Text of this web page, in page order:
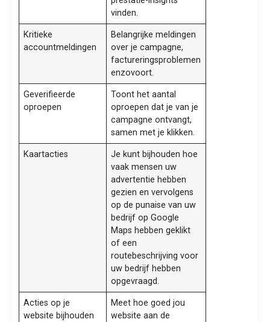
vinden.
Kritieke
accountmeldingen
Belangrijke meldingen
over je campagne,
factureringsproblemen
enzovoort.
Geverifieerde
oproepen
Toont het aantal
oproepen dat je van je
campagne ontvangt,
samen met je klikken.
Kaartacties
Je kunt bijhouden hoe
vaak mensen uw
advertentie hebben
gezien en vervolgens
op de punaise van uw
bedrijf op Google
Maps hebben geklikt
of een
routebeschrijving voor
uw bedrijf hebben
opgevraagd.
Acties op je
website bijhouden
Meet hoe goed jou
website aan de